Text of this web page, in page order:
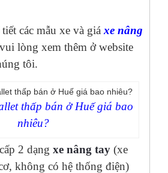
các mẫu xe và giá xe nâng
vui lòng xem thêm ở website
tôi.
thấp bán ở Huế giá bao
nhiêu?
2 dạng xe nâng tay (xe
không có hệ thống điện)